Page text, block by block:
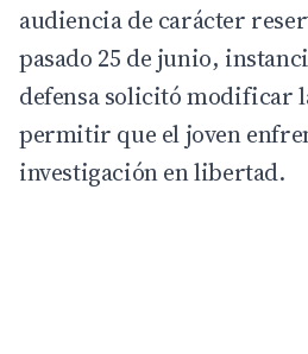
audiencia de carácter
pasado 25 de junio,
defensa solicitó modificar
permitir que el joven
investigación en libertad.